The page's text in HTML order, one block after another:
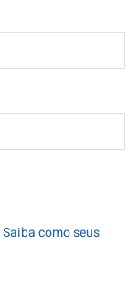
Saiba como seus